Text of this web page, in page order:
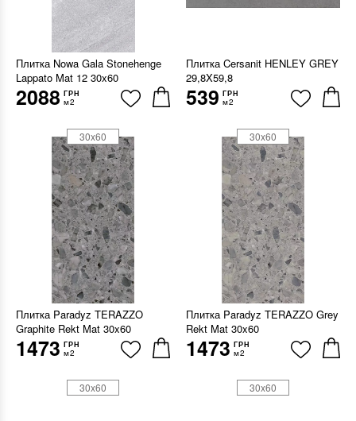
Плитка Nowa Gala Stonehenge
Lappato Mat 12 30x60
2088 ГРН
м2
Плитка Cersanit HENLEY GREY
29,8X59,8
539 ГРН
м2
Плитка Paradyz TERAZZO
Graphite Rekt Mat 30x60
1473 ГРН
м2
30x60
Плитка Paradyz TERAZZO Grey
Rekt Mat 30x60
1473 ГРН
м2
30x60
30x60 30x60